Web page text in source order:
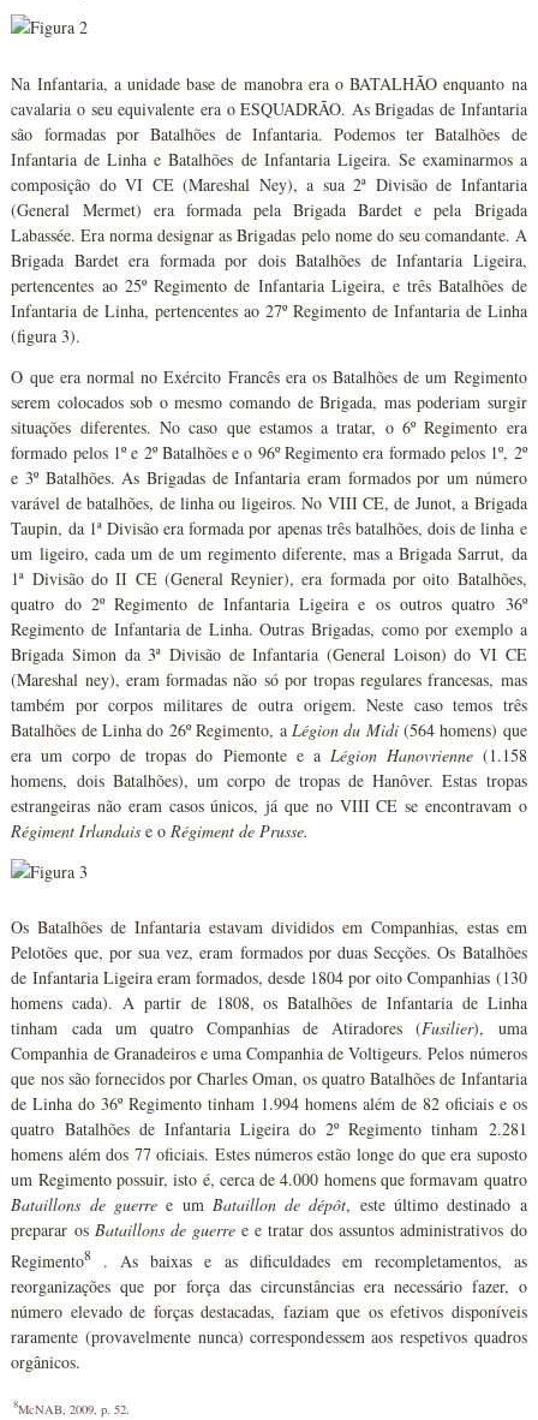
Na Infantaria, a unidade base de manobra era o BATALHÃO enquanto na
cavalaria o seu equivalente era o ESQUADRÃO. As Brigadas de Infantaria
são formadas por Batalhões de Infantaria. Podemos ter Batalhões de
Infantaria de Linha e Batalhões de Infantaria Ligeira. Se examinarmos a
composição do VI CE (Mareshal Ney), a sua 2ª Divisão de Infantaria
(General Mermet) era formada pela Brigada Bardet e pela Brigada
Labassée. Era norma designar as Brigadas pelo nome do seu comandante. A
Brigada Bardet era formada por dois Batalhões de Infantaria Ligeira,
pertencentes ao 25º Regimento de Infantaria Ligeira, e três Batalhões de
Infantaria de Linha, pertencentes ao 27º Regimento de Infantaria de Linha
(figura 3).
O que era normal no Exército Francês era os Batalhões de um Regimento
serem colocados sob o mesmo comando de Brigada, mas poderiam surgir
situações diferentes. No caso que estamos a tratar, o 6º Regimento era
formado pelos 1º e 2º Batalhões e o 96º Regimento era formado pelos 1º, 2º
e 3º Batalhões. As Brigadas de Infantaria eram formados por um número
varável de batalhões, de linha ou ligeiros. No VIII CE, de Junot, a Brigada
Taupin, da 1ª Divisão era formada por apenas três batalhões, dois de linha e
um ligeiro, cada um de um regimento diferente, mas a Brigada Sarrut, da
1ª Divisão do II CE (General Reynier), era formada por oito Batalhões,
quatro do 2º Regimento de Infantaria Ligeira e os outros quatro 36º
Regimento de Infantaria de Linha. Outras Brigadas, como por exemplo a
Brigada Simon da 3ª Divisão de Infantaria (General Loison) do VI CE
(Mareshal ney), eram formadas não só por tropas regulares francesas, mas
também por corpos militares de outra origem. Neste caso temos três
Batalhões de Linha do 26º Regimento, a Légion du Midi(564 homens) que
era um corpo de tropas do Piemonte e a Légion Hanovrienne(1.158
homens, dois Batalhões), um corpo de tropas de Hanôver. Estas tropas
estrangeiras não eram casos únicos, já que no VIII CE se encontravam o
Régiment Irlandais e o Régiment de Prusse.
Os Batalhões de Infantaria estavam divididos em Companhias, estas em
Pelotões que, por sua vez, eram formados por duas Secções. Os Batalhões
de Infantaria Ligeira eram formados, desde 1804 por oito Companhias (130
homens cada). A partir de 1808, os Batalhões de Infantaria de Linha
tinham cada um quatro Companhias de Atiradores (Fusilier), uma
Companhia de Granadeiros e uma Companhia de Voltigeurs. Pelos números
que nos são fornecidos por Charles Oman, os quatro Batalhões de Infantaria
de Linha do 36º Regimento tinham 1.994 homens além de 82 oficiais e os
quatro Batalhões de Infantaria Ligeira do 2º Regimento tinham 2.281
homens além dos 77 oficiais. Estes números estão longe do que era suposto
um Regimento possuir, isto é, cerca de 4.000 homens que formavam quatro
Bataillons de guerre e um Bataillon de dépôt, este último destinado a
preparar os Bataillons de guerree e tratar dos assuntos administrativos do
Regimento8
. As baixas e as dificuldades em recompletamentos, as
reorganizações que por força das circunstâncias era necessário fazer, o
número elevado de forças destacadas, faziam que os efetivos disponíveis
raramente (provavelmente nunca) correspondessem aos respetivos quadros
orgânicos.
8McNAB, 2009, p. 52.